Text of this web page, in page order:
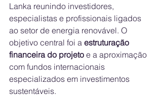
Lanka reunindo investidores,
especialistas e profissionais ligados
ao setor de energia renovável. O
objetivo central foi a estruturação
financeira do projeto e a aproximação
com fundos internacionais
especializados em investimentos
sustentáveis.